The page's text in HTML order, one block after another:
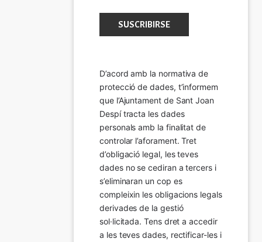
D’acord amb la normativa de
protecció de dades, t’informem
que l’Ajuntament de Sant Joan
Despí tracta les dades
personals amb la finalitat de
controlar l’aforament. Tret
d’obligació legal, les teves
dades no se cediran a tercers i
s’eliminaran un cop es
compleixin les obligacions legals
derivades de la gestió
sol·licitada. Tens dret a accedir
a les teves dades, rectificar-les i